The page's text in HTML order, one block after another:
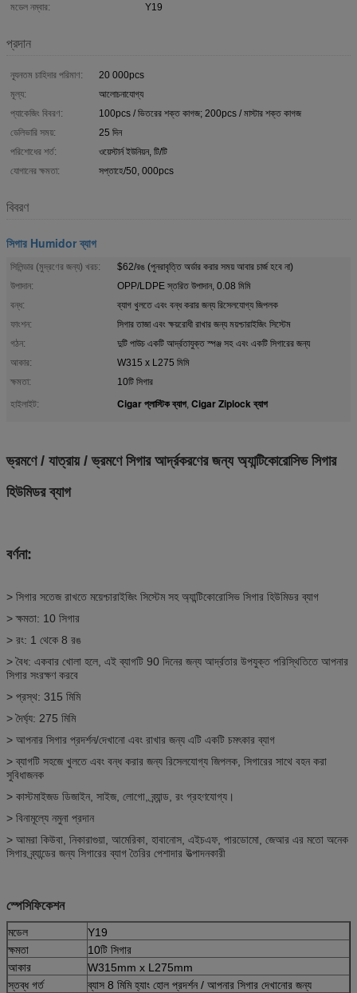
মডেল নম্বার:
Y19
প্রদান
ন্যূনতম চাহিদার পরিমাণ:
20 000pcs
মূল্য:
আলোচনাযোগ্য
প্যাকেজিং বিবরণ:
100pcs / ভিতরের শক্ত কাগজ; 200pcs / মাস্টার শক্ত কাগজ
ডেলিভারি সময়:
25 দিন
পরিশোধের শর্ত:
ওয়েস্টার্ন ইউনিয়ন, টি/টি
যোগানের ক্ষমতা:
সপ্তাহে/50, 000pcs
বিবরণ
সিগার Humidor ব্যাগ
সিলিন্ডার (মুদ্রণের জন্য) খরচ:
$62/রঙ (পুনরাবৃত্তি অর্ডার করার সময় আবার চার্জ হবে না)
উপাদান:
OPP/LDPE স্তরিত উপাদান, 0.08 মিমি
বন্ধ:
ব্যাগ খুলতে এবং বন্ধ করার জন্য রিসেলযোগ্য জিপলক
ফাংশন:
সিগার তাজা এবং ক্ষয়রোধী রাখার জন্য ময়শ্চারাইজিং সিস্টেম
গঠন:
দুটি পাউচ একটি আর্দ্রতাযুক্ত স্পঞ্জ সহ এবং একটি সিগারের জন্য
আকার:
W315 x L275 মিমি
ক্ষমতা:
10টি সিগার
হাইলাইট:
Cigar প্লাস্টিক ব্যাগ, Cigar Ziplock ব্যাগ
ভ্রমণে / যাত্রায় / ভ্রমণে সিগার আর্দ্রকরণের জন্য অ্যান্টিকোরোসিভ সিগার
হিউমিডর ব্যাগ
বর্ণনা:
> সিগার সতেজ রাখতে ময়েশ্চারাইজিং সিস্টেম সহ অ্যান্টিকোরোসিভ সিগার হিউমিডর ব্যাগ
> ক্ষমতা: 10 সিগার
> রং: 1 থেকে 8 রঙ
> বৈধ: একবার খোলা হলে, এই ব্যাগটি 90 দিনের জন্য আর্দ্রতার উপযুক্ত পরিস্থিতিতে আপনার
সিগার সংরক্ষণ করবে
> প্রস্থ: 315 মিমি
> দৈর্ঘ্য: 275 মিমি
> আপনার সিগার প্রদর্শন/দেখানো এবং রাখার জন্য এটি একটি চমৎকার ব্যাগ
> ব্যাগটি সহজে খুলতে এবং বন্ধ করার জন্য রিসেলযোগ্য জিপলক, সিগারের সাথে বহন করা
সুবিধাজনক
> কাস্টমাইজড ডিজাইন, সাইজ, লোগো, ব্র্যান্ড, রং গ্রহণযোগ্য।
> বিনামূল্যে নমুনা প্রদান
> আমরা কিউবা, নিকারাগুয়া, আমেরিকা, হাবানোস, এইচএফ, পারডোমো, জেআর এর মতো অনেক
সিগার ব্র্যান্ডের জন্য সিগারের ব্যাগ তৈরির পেশাদার উত্পাদনকারী
স্পেসিফিকেশন
মডেল
Y19
ক্ষমতা
10টি সিগার
আকার
W315mm x L275mm
স্তব্ধ গর্ত
ব্যাস 8 মিমি হ্যাং হোল প্রদর্শন / আপনার সিগার দেখানোর জন্য